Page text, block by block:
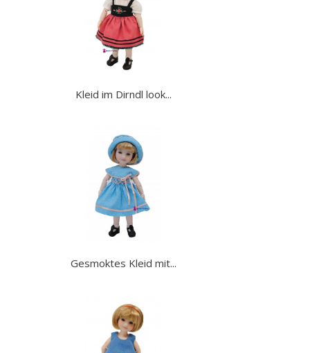
Kleid im Dirndl look...
Gesmoktes Kleid mit...